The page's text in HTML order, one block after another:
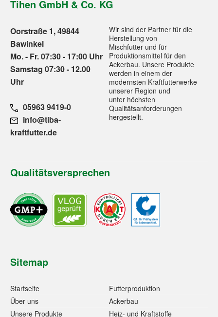
Tihen GmbH & Co. KG
Oorstraße 1, 49844
Bawinkel
Mo. - Fr. 07:30 - 17:00 Uhr
Samstag 07:30 - 12.00
Uhr
05963 9419-0
info@tiba-
kraftfutter.de
Wir sind der Partner für die
Herstellung von
Mischfutter und für
Produktionsmittel für den
Ackerbau. Unsere Produkte
werden in einem der
modernsten Kraftfutterwerke
unserer Region und
unter höchsten
Qualitätsanforderungen
hergestellt.
Qualitätsversprechen
Sitemap
Startseite
Über uns
Unsere Produkte
Futterproduktion
Ackerbau
Heiz- und Kraftstoffe